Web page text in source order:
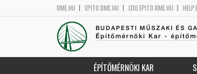
BME.HU EPITO.BME.HU EDU.EPITO.BME.HU
BUDAPESTI MŰSZAKI ÉS
Építőmérnöki Kar -
ÉPÍTŐMÉRNÖKI KAR